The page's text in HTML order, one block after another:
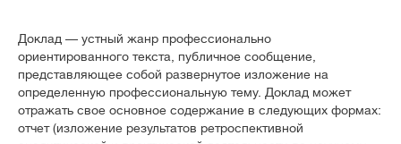
Доклад — устный жанр профессионально
ориентированного текста, публичное сообщение,
представляющее собой развернутое изложение на
определенную профессиональную тему. Доклад может
отражать свое основное содержание в следующих формах:
отчет (изложение результатов ретроспективной